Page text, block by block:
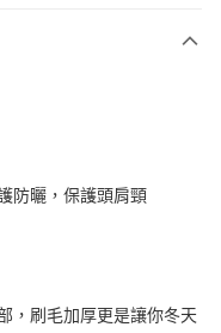
立即使用無須另外申請。
款截止日，確認付款後即完
交易確認頁面所載為準。
核未通過，訂單將自動取
於每月結算日後寄送繳費提
支付方式。 讓您購物簡單
。
。
防曬，保護頭肩頸
，刷毛加厚更是讓你冬天